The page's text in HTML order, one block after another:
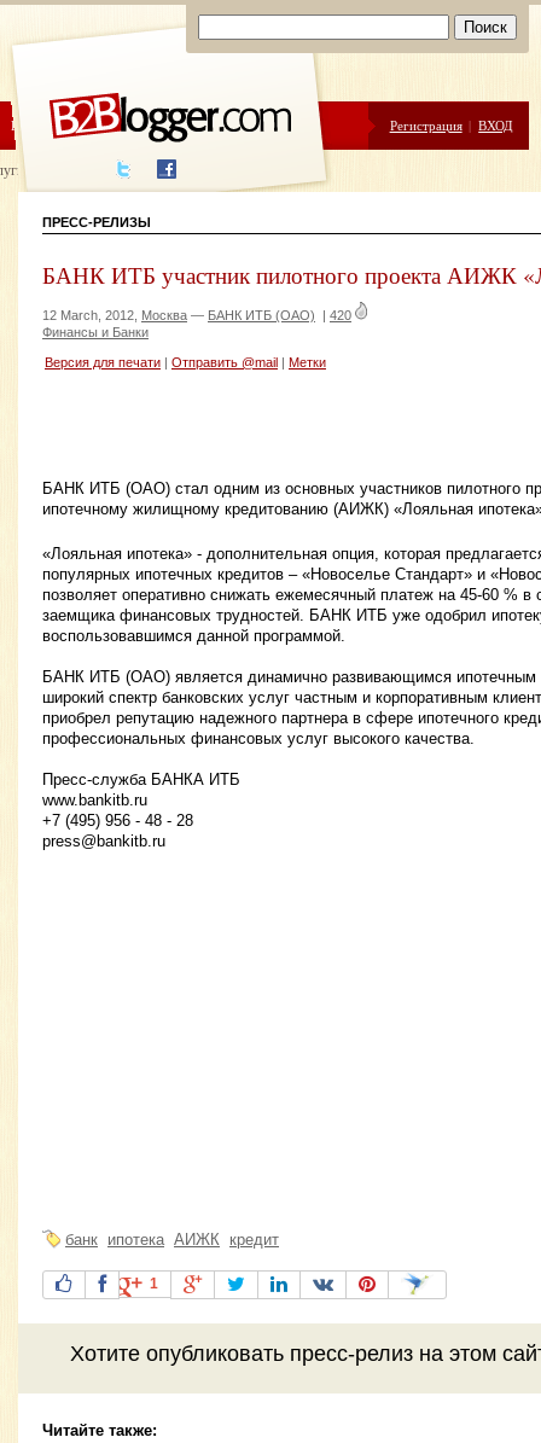
ЦЕНЫ ПОМОЩЬ Регистрация | ВХОД
написания
ПРЕСС-РЕЛИЗЫ
БАНК ИТБ участник пилотного проекта АИЖК
12 March, 2012, Москва — БАНК ИТБ (ОАО) | 420
Финансы и Банки
Версия для печати Отправить @mail Метки
БАНК ИТБ (ОАО) стал одним из основных участников пилотного
ипотечному жилищному кредитованию (АИЖК) «Лояльная
«Лояльная ипотека» - дополнительная опция, которая
популярных ипотечных кредитов – «Новоселье Стандарт» и
позволяет оперативно снижать ежемесячный платеж на 45-60 % в
заемщика финансовых трудностей. БАНК ИТБ уже одобрил
воспользовавшимся данной программой.
БАНК ИТБ (ОАО) является динамично развивающимся
широкий спектр банковских услуг частным и корпоративным
приобрел репутацию надежного партнера в сфере ипотечного
профессиональных финансовых услуг высокого качества.
Пресс-служба БАНКА ИТБ
www.bankitb.ru
+7 (495) 956 - 48 - 28
press@bankitb.ru
банк ипотека АИЖК кредит
1
Хотите опубликовать пресс-релизна этом
Читайте также: